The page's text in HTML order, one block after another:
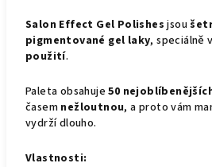
Salon Effect Gel Polishesjsou
pigmentované gel laky, speciálně
použití.
Paleta obsahuje50
časem nežloutnou, a proto vám
vydrží dlouho.
Vlastnosti: